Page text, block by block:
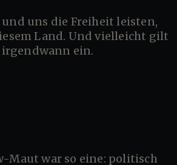
Land. Und vielleicht gilt
irgendwann ein.